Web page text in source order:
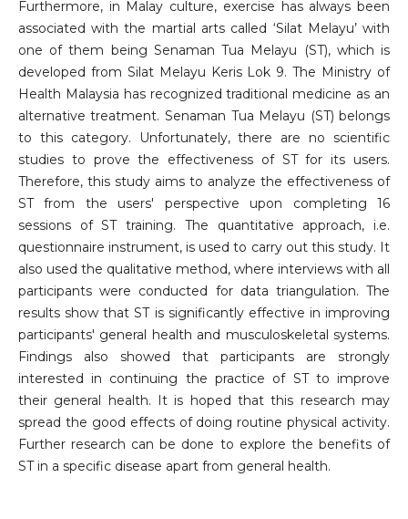
Furthermore, in Malay culture, exercise has always been
associated with the martial arts called ‘Silat Melayu’ with
one of them being Senaman Tua Melayu (ST), which is
developed from Silat Melayu Keris Lok 9. The Ministry of
Health Malaysia has recognized traditional medicine as an
alternative treatment. Senaman Tua Melayu (ST) belongs
to this category. Unfortunately, there are no scientific
studies to prove the effectiveness of ST for its users.
Therefore, this study aims to analyze the effectiveness of
ST from the users' perspective upon completing 16
sessions of ST training. The quantitative approach, i.e.
questionnaire instrument, is used to carry out this study. It
also used the qualitative method, where interviews with all
participants were conducted for data triangulation. The
results show that ST is significantly effective in improving
participants' general health and musculoskeletal systems.
Findings also showed that participants are strongly
interested in continuing the practice of ST to improve
their general health. It is hoped that this research may
spread the good effects of doing routine physical activity.
Further research can be done to explore the benefits of
ST in a specific disease apart from general health.